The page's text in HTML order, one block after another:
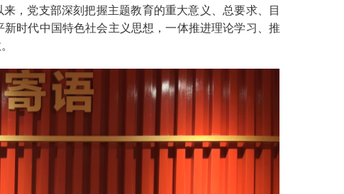
党支部深刻把握主题教育的重大意义、总要求、目
时代中国特色社会主义思想，一体推进理论学习、推